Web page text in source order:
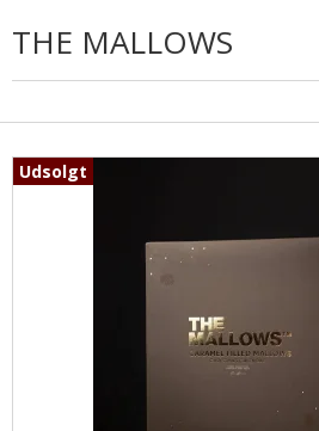
THE MALLOWS
Udsolgt